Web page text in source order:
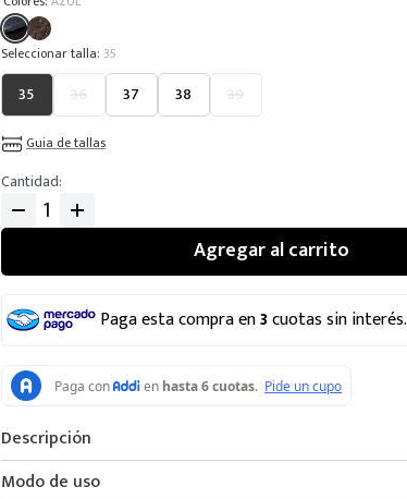
: 35
35 36 37 38 39
Guia de tallas
Cantidad
Agregar al carrito
Paga esta compra en3cuotas sin interés.
Descripción
Modo de uso